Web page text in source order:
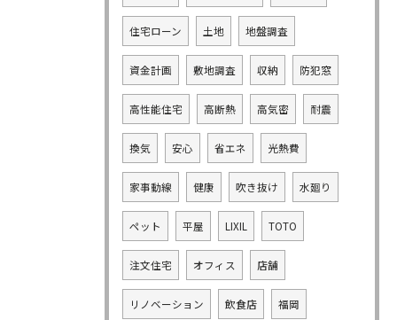
住宅ローン 土地 地盤調査
資金計画 敷地調査 収納 防犯窓
高性能住宅 高断熱 高気密 耐震
換気 安心 省エネ 光熱費
家事動線 健康 吹き抜け 水廻り
ペット 平屋 LIXIL TOTO
注文住宅 オフィス 店舗
リノベーション 飲食店 福岡